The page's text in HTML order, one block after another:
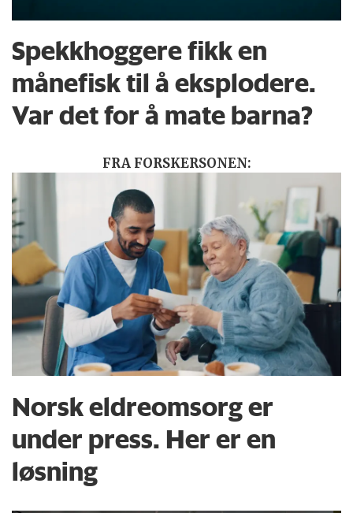
Spekkhoggere fikk en
månefisk til å eksplodere.
Var det for å mate barna?
FRA FORSKERSONEN:
Norsk eldreomsorg er
under press. Her er en
løsning